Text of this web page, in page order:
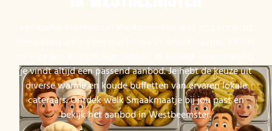
je vindt altijd een passend aanbod. Je hebt de keuze uit
diverse warme en koude buffetten van ervaren lokale
cateraars. Ontdek welk Smaakmaatje bij jou past en
bekijk het aanbod in Westbeemster.